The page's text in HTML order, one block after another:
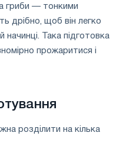
гриби — тонкими
дрібно, щоб він легко
начинці. Така підготовка
прожаритися і
розділити на кілька